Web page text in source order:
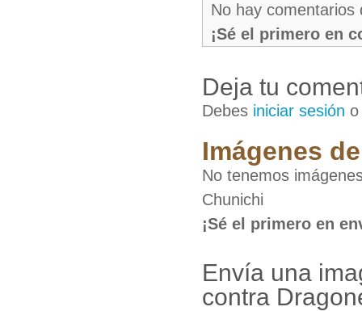
No hay comentarios
¡Sé el primero en
Deja tu
Debes iniciar sesión
Imágenes
No tenemos
Chunichi
¡Sé el primero en
Envía una
contra